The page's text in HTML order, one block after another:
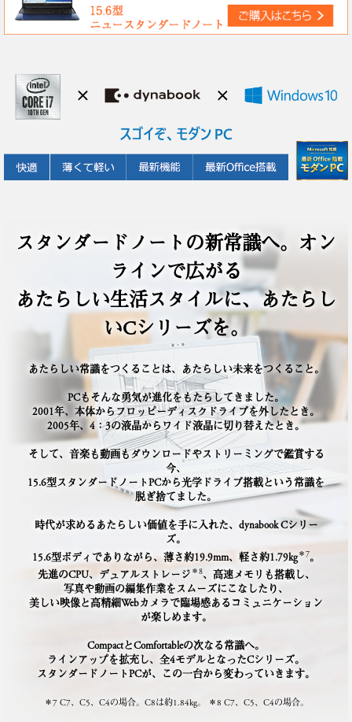
スタンダードノートの新常識へ。オン
ラインで広がる
あたらしい生活スタイルに、あたらし
いCシリーズを。
あたらしい常識をつくることは、あたらしい未来をつくること。
PCもそんな勇気が進化をもたらしてきました。
2001年、本体からフロッピーディスクドライブを外したとき。
2005年、4：3の液晶からワイド液晶に切り替えたとき。
そして、音楽も動画もダウンロードやストリーミングで鑑賞する
今、
15.6型スタンダードノートPCから光学ドライブ搭載という常識を
脱ぎ捨てました。
時代が求めるあたらしい価値を手に入れた、dynabook Cシリー
ズ。
15.6型ボディでありながら、薄さ約19.9mm、軽さ約1.79kg＊7。
先進のCPU、デュアルストレージ ＊8、高速メモリも搭載し、
写真や動画の編集作業をスムーズにこなしたり、
美しい映像と高精細Webカメラで臨場感あるコミュニケーション
が楽しめます。
CompactとComfortableの次なる常識へ。
ラインアップを拡充し、全4モデルとなったCシリーズ。
スタンダードノートPCが、この一台から変わっていきます。
＊7 C7、C5、C4の場合。C8は約1.84kg。 ＊8 C7、C5、C4の場合。